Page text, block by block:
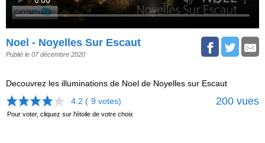
Noel - Noyelles Sur Escaut
Publié le 07 décembre 2020
Decouvrez les illuminations de Noel de Noyelles sur Escaut
4.2 ( 9 votes) 200 vues
Pour voter, cliquez sur l'étoile de votre choix